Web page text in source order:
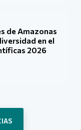
de Amazonas
en el
2026